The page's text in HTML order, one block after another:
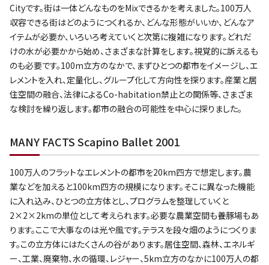
Cityです。街は一体どんなものをMixできるかを考えました。100万人
収容できる街はどのようにつくれるか、どんな形態がいいか、どんなア
イテムが必要か、いろいろ考えていくと次第に複雑になります。どれだ
けの水が必要かから始め、さまざまな計算をします。視覚的に訴えるも
のも必要です。100m立方のなかで、まずひとつの都市をイメージし、エ
レメントを入れ、定量化し、グループ化して方向性を探ります。産業と居
住空間の融合、法律によるCo-habitation禁止との関係等、さまざま
な検討を繰り返します。都市の融合の可能性を中心に探りました。
MANY FACTS Scapino Ballet 2001
100万人のフラットなエレメントの都市を20km四方で想定します。農
業などを加えると100km四方の規模になります。そこに異なった機能
に入れ込み、ひとつの立方体とし、プログラムを整理していくと
2×2×2kmの単位として考えられます。必要な農業空間も養豚場もあ
ります。ここで大事なのは光や風です。テラスを段々畑のようにつくりま
す。この立方体にはたくさんの谷があります。居住空間、森林、エネルギ
ー、工業、廃棄物、水の循環、レジャー、5km立方のなかに100万人の都